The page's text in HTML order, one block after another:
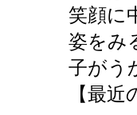
笑顔に
姿をみ
子がう
【最近